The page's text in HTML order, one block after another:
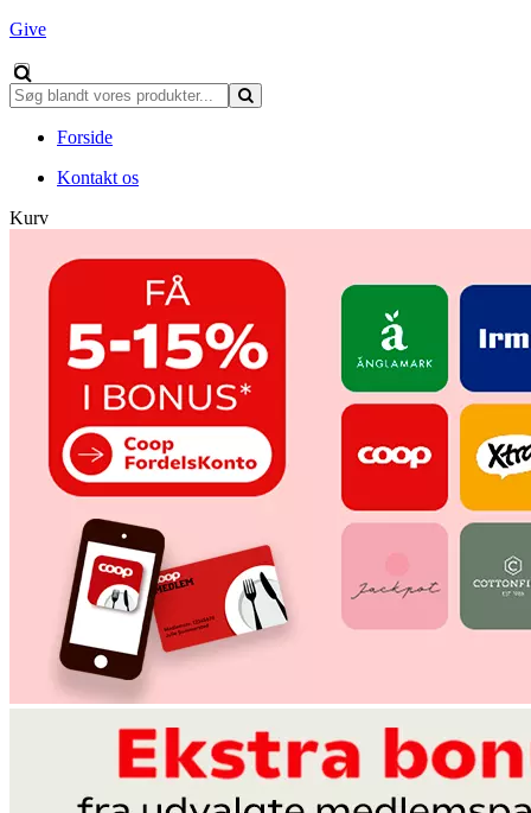
Give
Forside
Kontakt os
Kurv